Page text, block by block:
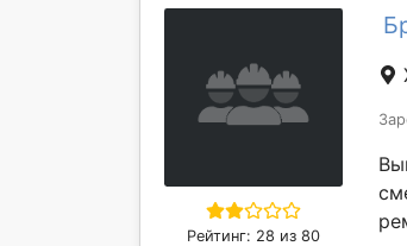
Рейтинг: 28 из 80